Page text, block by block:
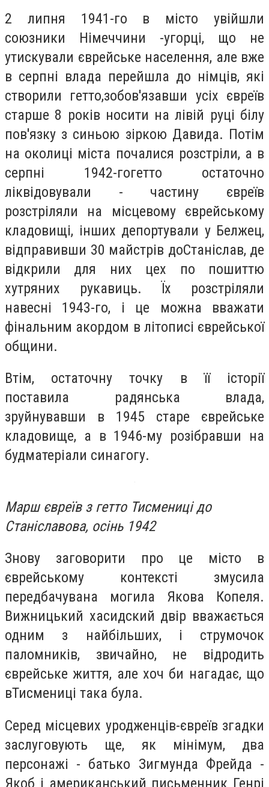
2 липня 1941-го в місто увійшли
союзники Німеччини -угорці, що не
утискували єврейське населення, але вже
в серпні влада перейшла до німців, які
створили гетто,зобов'язавши усіх євреїв
старше 8 років носити на лівій руці білу
пов'язку з синьою зіркою Давида. Потім
на околиці міста почалися розстріли, а в
серпні 1942-гогетто остаточно
ліквідовували - частину євреїв
розстріляли на місцевому єврейському
кладовищі, інших депортували у Белжец,
відправивши 30 майстрів доСтаніслав, де
відкрили для них цех по пошиттю
хутряних рукавиць. Їх розстріляли
навесні 1943-го, і це можна вважати
фінальним акордом в літописі єврейської
общини.
Втім, остаточну точку в її історії
поставила радянська влада,
зруйнувавши в 1945 старе єврейське
кладовище, а в 1946-му розібравши на
будматеріали синагогу.
Марш євреїв з гетто Тисмениці до
Станіславова, осінь 1942
Знову заговорити про це місто в
єврейському контексті змусила
передбачувана могила Якова Копеля.
Вижницький хасидский двір вважається
одним з найбільших, і струмочок
паломників, звичайно, не відродить
єврейське життя, але хоч би нагадає, що
вТисмениці така була.
Серед місцевих уродженців-євреїв згадки
заслуговують ще, як мінімум, два
персонажі - батько Зигмунда Фрейда -
Якоб і американський письменник Генрі